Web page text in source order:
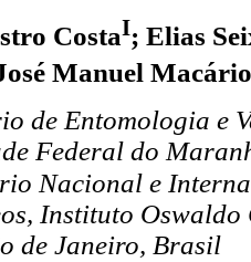
CostaI; Elias
Manuel
de Entomologia e
Federal do
Nacional e
Instituto
de Janeiro, Brasil